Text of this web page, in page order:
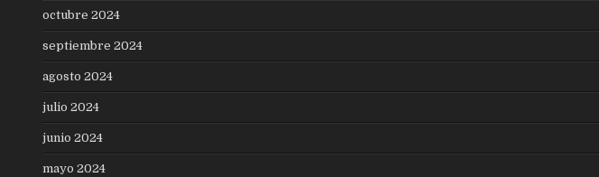
octubre 2024
septiembre 2024
agosto 2024
julio 2024
junio 2024
mayo 2024